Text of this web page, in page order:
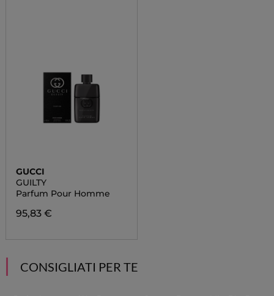
GUCCI
GUILTY
Parfum Pour Homme
95,83 €
CONSIGLIATI PER TE